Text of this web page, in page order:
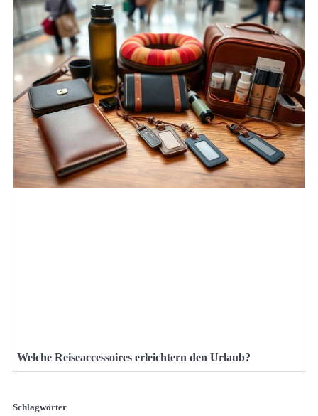
Welche Reiseaccessoires erleichtern den Urlaub?
Schlagwörter